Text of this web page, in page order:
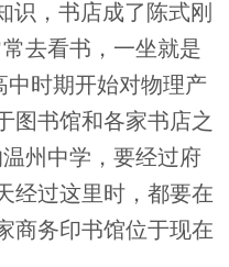
识，书店成了陈式刚
去看书，一坐就是
中时期开始对物理产
图书馆和各家书店之
州中学，要经过府
经过这里时，都要在
商务印书馆位于现在